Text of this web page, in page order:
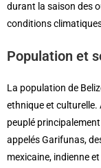
durant la saison des
conditions
Population et
La population de
ethnique et culturelle.
peuplé
appelés Garifunas,
mexicaine, indienne